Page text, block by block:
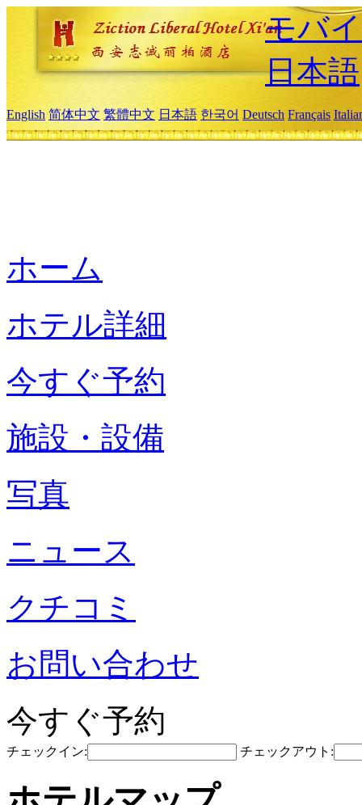
モバ
日本語
English 简体中文 繁體中文 日本語 한국어 Deutsch Français
ホーム
ホテル詳細
今すぐ予約
施設・設備
写真
ニュース
クチコミ
お問い合わせ
今すぐ予約
チェックイン: チェックアウト: